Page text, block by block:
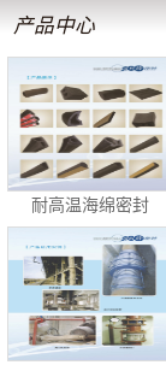
产品中心
耐高温海绵密封